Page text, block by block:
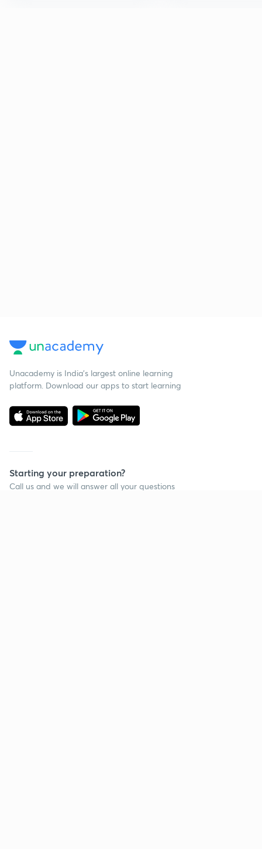
Unacademy is India’s largest online learning
platform. Download our apps to start learning
Starting your preparation?
Call us and we will answer all your questions